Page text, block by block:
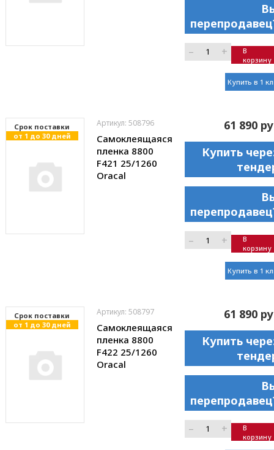
– +
В
корзину
Купить в 1
Cрок поставки
от 1 до 30 дней
Артикул: 508796
Самоклеящаяся
пленка 8800
F421 25/1260
Oracal
61 890
Купить
– +
В
корзину
Купить в 1
Cрок поставки
от 1 до 30 дней
Артикул: 508797
Самоклеящаяся
пленка 8800
F422 25/1260
Oracal
61 890
Купить
– +
В
корзину